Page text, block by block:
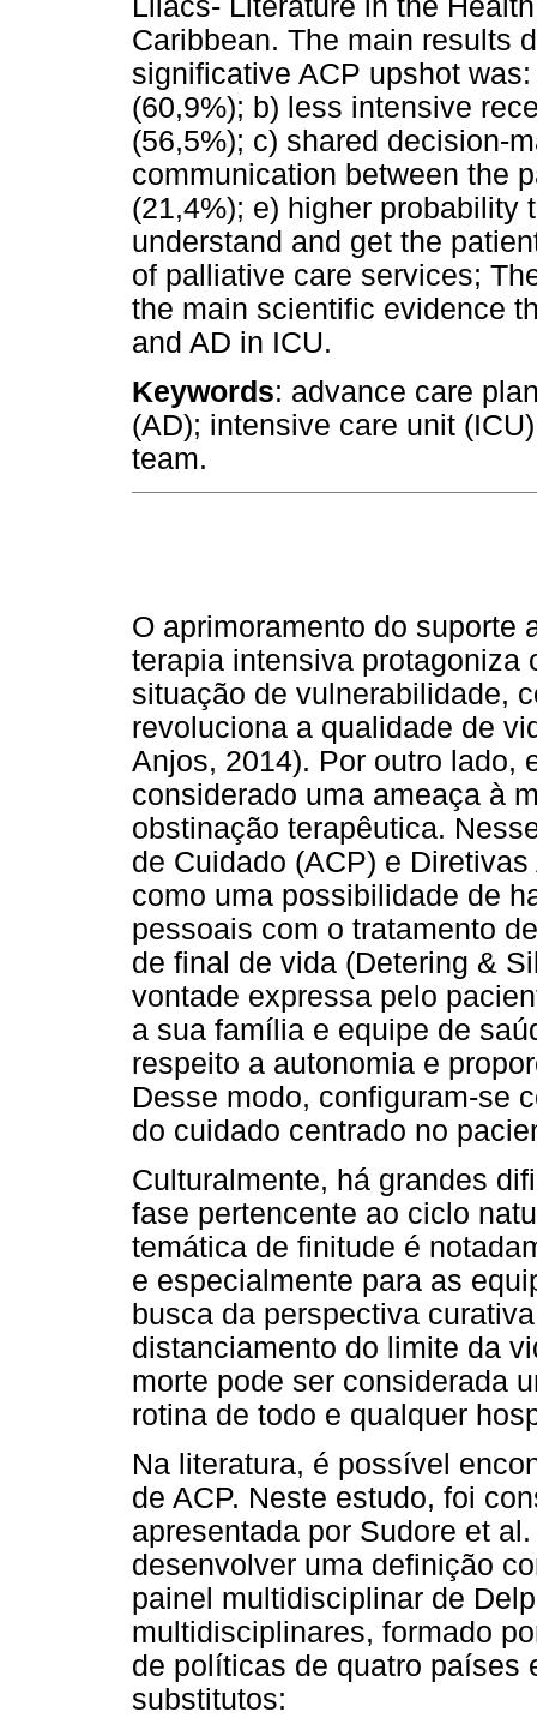
Caribbean. The main results
significative ACP upshot
(60,9%); b) less intensive
(56,5%); c) shared decision-
communication between the
(21,4%); e) higher probability
understand and get the
of palliative care services;
the main scientific evidence
and AD in ICU.
Keywords: advance care
(AD); intensive care unit
team.
O aprimoramento do suporte
terapia intensiva protagoniza
situação de vulnerabilidade,
revoluciona a qualidade de
Anjos, 2014). Por outro lado,
considerado uma ameaça à
obstinação terapêutica.
de Cuidado (ACP) e
como uma possibilidade de
pessoais com o tratamento
de final de vida (Detering &
vontade expressa pelo
a sua família e equipe de
respeito a autonomia e
Desse modo, configuram-se
do cuidado centrado no
Culturalmente, há grandes
fase pertencente ao ciclo
temática de finitude é
e especialmente para as
busca da perspectiva
distanciamento do limite da
morte pode ser considerada
rotina de todo e qualquer
Na literatura, é possível
de ACP. Neste estudo, foi
apresentada por Sudore et
desenvolver uma definição
painel multidisciplinar de
multidisciplinares, formado
de políticas de quatro países
substitutos: